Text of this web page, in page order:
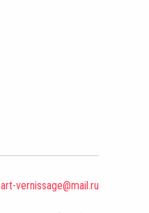
art-vernissage@mail.ru